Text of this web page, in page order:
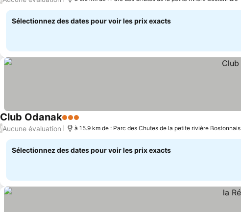
Sélectionnez des dates pour voir les prix exacts
Club Odanak3 Étoiles
/Aucune évaluation à 15.9 km de : Parc des Chutes de la petite rivière Bostonnais
Sélectionnez des dates pour voir les prix exacts